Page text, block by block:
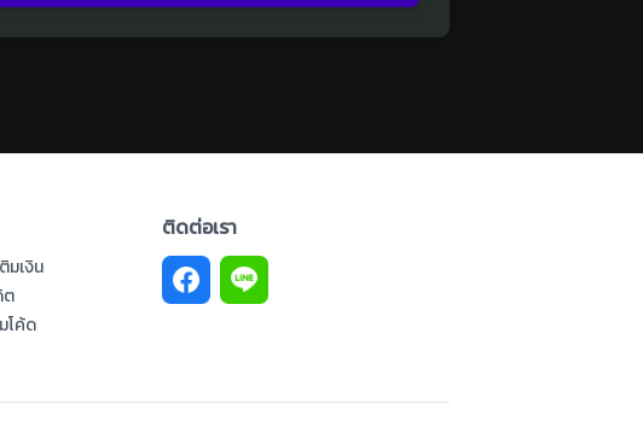
มเงิน
ต
โค้ด
ติดต่อเรา